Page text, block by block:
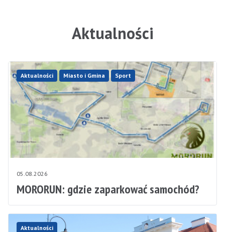
Aktualności
Aktualności Miasto i Gmina Sport
05.08.2026
MORORUN: gdzie zaparkować samochód?
Aktualności